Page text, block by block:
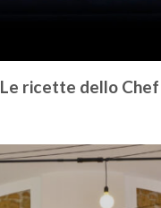
Le ricette dello Chef